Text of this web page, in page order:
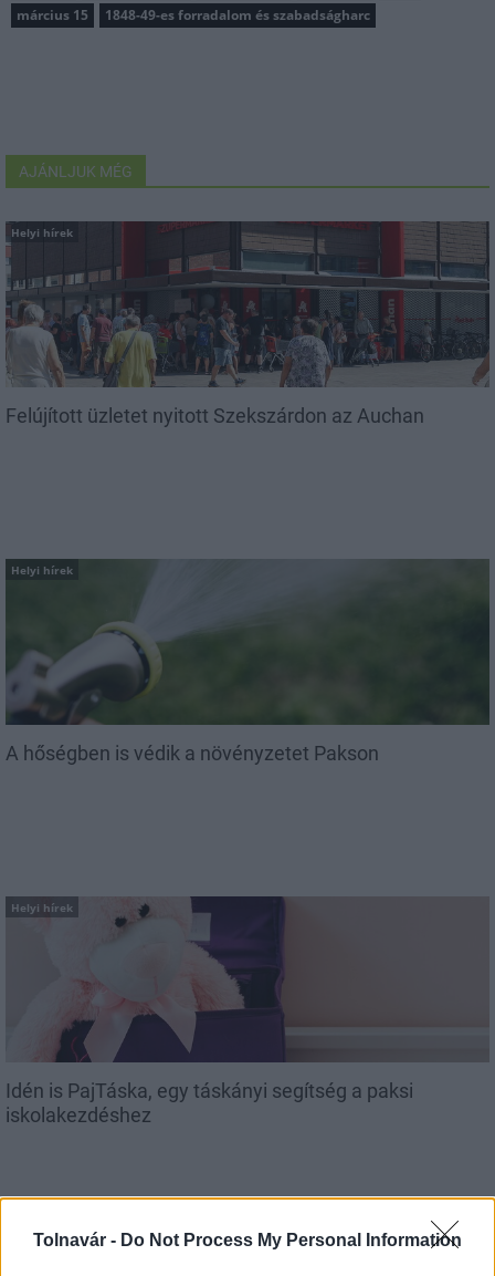
Tolnavár - Do Not Process My Personal Information
március 15
1848-49-es forradalom és szabadságharc
AJÁNLJUK MÉG
Helyi hírek
Felújított üzletet nyitott Szekszárdon az Auchan
Helyi hírek
A hőségben is védik a növényzetet Pakson
Helyi hírek
Idén is PajTáska, egy táskányi segítség a paksi
iskolakezdéshez